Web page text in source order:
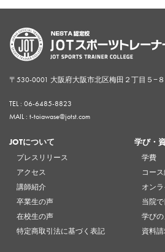
〒530-0001 大阪府大阪市北区梅田２丁目５−
TEL : 06-6485-8823
MAIL : t-toiawase@jotst.com
JOTについて
プレスリリース
アクセス
講師紹介
卒業生の声
在校生の声
特定商取引法に基づく表記
学び・
学費
コー
オン
当院
学びの
資料